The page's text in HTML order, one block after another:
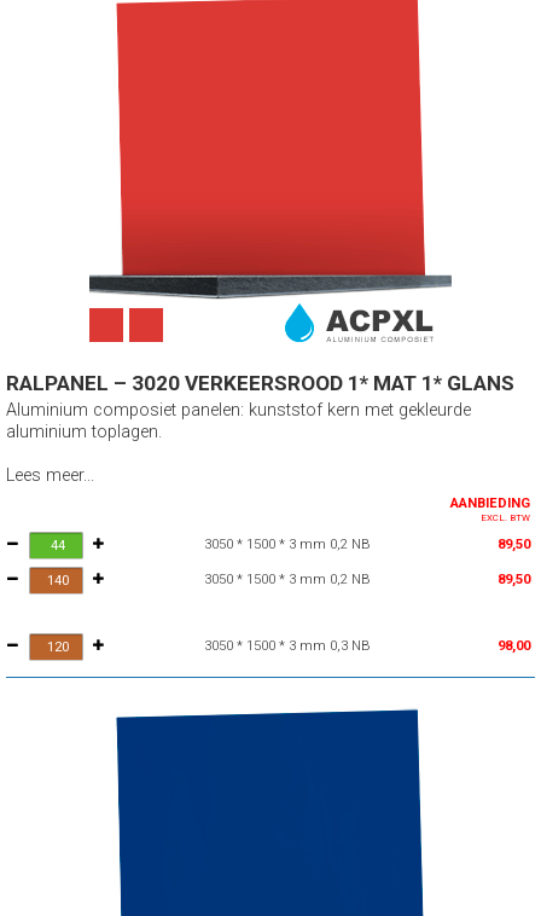
RALPANEL – 3020 VERKEERSROOD 1* MAT 1* GLANS
Aluminium composiet panelen: kunststof kern met gekleurde
aluminium toplagen.
Lees meer...
AANBIEDING
EXCL. BTW
3050 * 1500 * 3 mm 0,2 NB 89,50
3050 * 1500 * 3 mm 0,2 NB 89,50
3050 * 1500 * 3 mm 0,3 NB 98,00